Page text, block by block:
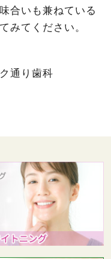
合いも兼ねている
みてください。
通り歯科